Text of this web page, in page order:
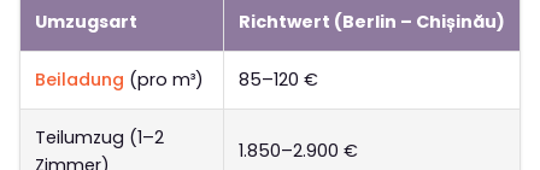
Umzugsart Richtwert (Berlin – Chișinău)
Beiladung (pro m³) 85–120 €
Teilumzug (1–2
1.850–2.900 €